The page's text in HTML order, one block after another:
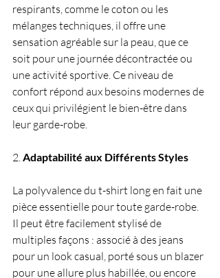
respirants, comme le coton ou les
mélanges techniques, il offre une
sensation agréable sur la peau, que ce
soit pour une journée décontractée ou
une activité sportive. Ce niveau de
confort répond aux besoins modernes de
ceux qui privilégient le bien-être dans
leur garde-robe.
2. Adaptabilité aux Différents Styles
La polyvalence du t-shirt long en fait une
pièce essentielle pour toute garde-robe.
Il peut être facilement stylisé de
multiples façons : associé à des jeans
pour un look casual, porté sous un blazer
pour une allure plus habillée, ou encore